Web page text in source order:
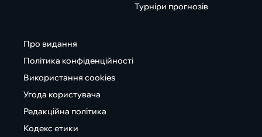
Турніри прогнозів
Про видання
Політика конфіденційності
Використання cookies
Угода користувача
Редакційна політика
Кодекс етики